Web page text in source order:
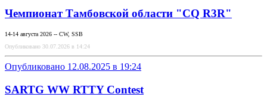
Чемпионат Тамбовской области "CQ R3R"
14-14 августа 2026 -- CW, SSB
Опубликовано 30.07.2026 в 14:24
Опубликовано 12.08.2025 в 19:24
SARTG WW RTTY Contest